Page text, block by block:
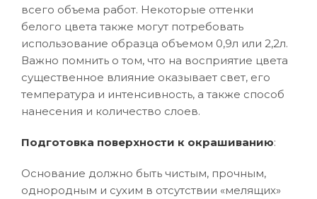
всего объема работ. Некоторые оттенки
белого цвета также могут потребовать
использование образца объемом 0,9л или 2,2л.
Важно помнить о том, что на восприятие цвета
существенное влияние оказывает свет, его
температура и интенсивность, а также способ
нанесения и количество слоев.
Подготовка поверхности к окрашиванию:
Основание должно быть чистым, прочным,
однородным и сухим в отсутствии «мелящих»